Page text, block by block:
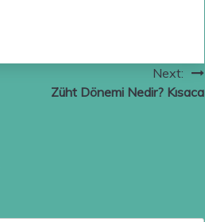
Next:
Züht Dönemi Nedir? Kısaca